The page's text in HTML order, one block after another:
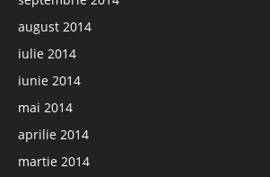
august 2014
iulie 2014
iunie 2014
mai 2014
aprilie 2014
martie 2014